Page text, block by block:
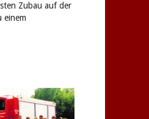
Zubau auf der
einem